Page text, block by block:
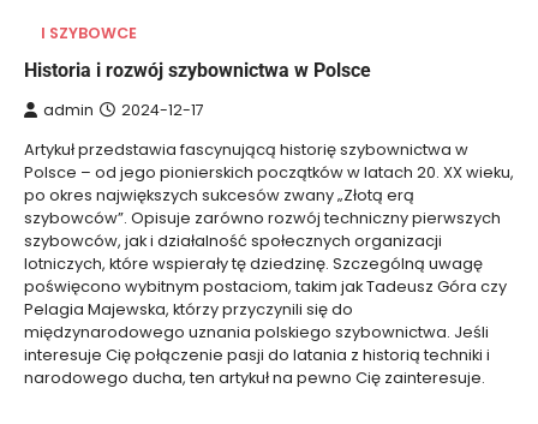
I SZYBOWCE
Historia i rozwój szybownictwa w Polsce
admin 2024-12-17
Artykuł przedstawia fascynującą historię szybownictwa w
Polsce – od jego pionierskich początków w latach 20. XX wieku,
po okres największych sukcesów zwany „Złotą erą
szybowców”. Opisuje zarówno rozwój techniczny pierwszych
szybowców, jak i działalność społecznych organizacji
lotniczych, które wspierały tę dziedzinę. Szczególną uwagę
poświęcono wybitnym postaciom, takim jak Tadeusz Góra czy
Pelagia Majewska, którzy przyczynili się do
międzynarodowego uznania polskiego szybownictwa. Jeśli
interesuje Cię połączenie pasji do latania z historią techniki i
narodowego ducha, ten artykuł na pewno Cię zainteresuje.